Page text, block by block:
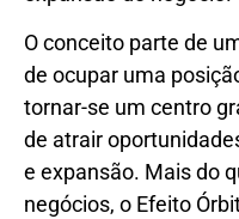
O conceito parte de
de ocupar uma
tornar-se um centro
de atrair
e expansão. Mais do
negócios, o Efeito